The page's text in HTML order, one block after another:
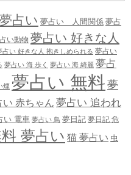
夢占い 夢占い 人間関係 夢占
い動物 夢占い 好きな人
占い 好きな人 抱きしめられる 夢占い
夢占い 海 歩く 夢占い 海 綺麗 夢占
煙 夢占い 無料 夢
い 赤ちゃん 夢占い 追われ
い 電車 夢占い 鳥 夢日記 夢日記 危
夢占い 猫 夢占い 虫